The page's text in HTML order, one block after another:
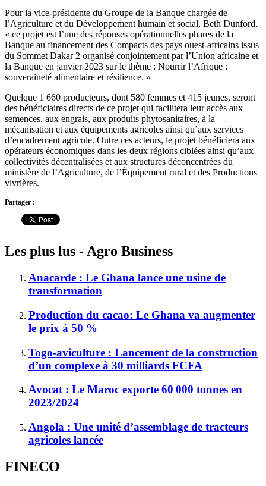
Pour la vice-présidente du Groupe de la Banque chargée de
l’Agriculture et du Développement humain et social, Beth Dunford,
« ce projet est l’une des réponses opérationnelles phares de la
Banque au financement des Compacts des pays ouest-africains issus
du Sommet Dakar 2 organisé conjointement par l’Union africaine et
la Banque en janvier 2023 sur le thème : Nourrir l’Afrique :
souveraineté alimentaire et résilience. »
Quelque 1 660 producteurs, dont 580 femmes et 415 jeunes, seront
des bénéficiaires directs de ce projet qui facilitera leur accès aux
semences, aux engrais, aux produits phytosanitaires, à la
mécanisation et aux équipements agricoles ainsi qu’aux services
d’encadrement agricole. Outre ces acteurs, le projet bénéficiera aux
opérateurs économiques dans les deux régions ciblées ainsi qu’aux
collectivités décentralisées et aux structures déconcentrées du
ministère de l’Agriculture, de l’Équipement rural et des Productions
vivrières.
Partager :
Les plus lus - Agro Business
Anacarde : Le Ghana lance une usine de
transformation
Production du cacao: Le Ghana va augmenter
le prix à 50 %
Togo-aviculture : Lancement de la construction
d’un complexe à 30 milliards FCFA
Avocat : Le Maroc exporte 60 000 tonnes en
2023/2024
Angola : Une unité d’assemblage de tracteurs
agricoles lancée
FINECO